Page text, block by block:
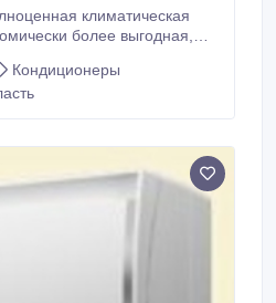
климатическая
элементов: 1.
вентилятора
Кондиционеры